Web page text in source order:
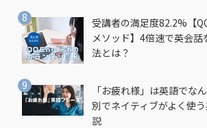
受講者の満足度82.2%【
メソッド】4倍速で英会
法とは？
「お疲れ様」は英語で
別でネイティブがよく使
説